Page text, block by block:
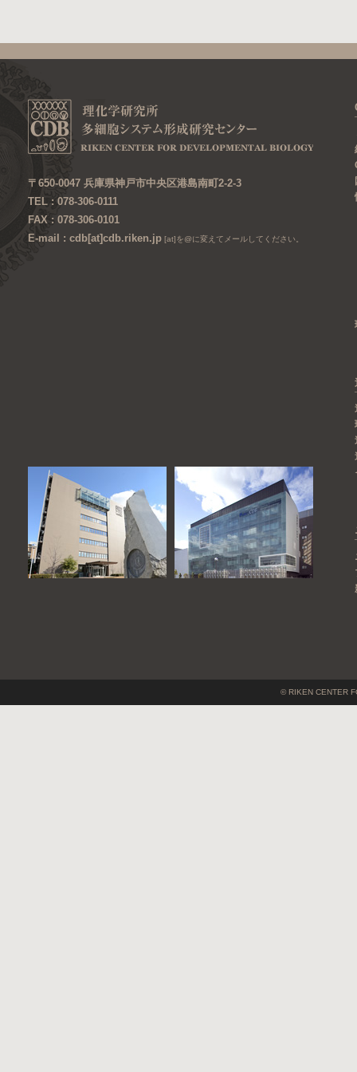
〒650-0047 兵庫県神戸市中央区港島南町2-2-3
TEL : 078-306-0111
FAX : 078-306-0101
E-mail : cdb[at]cdb.riken.jp [at]を@に変えてメールしてください。
© RIKEN CENTER